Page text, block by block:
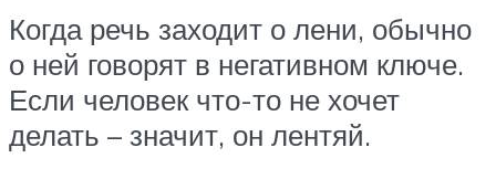
Когда речь заходит о лени, обычно
о ней говорят в негативном ключе.
Если человек что-то не хочет
делать – значит, он лентяй.